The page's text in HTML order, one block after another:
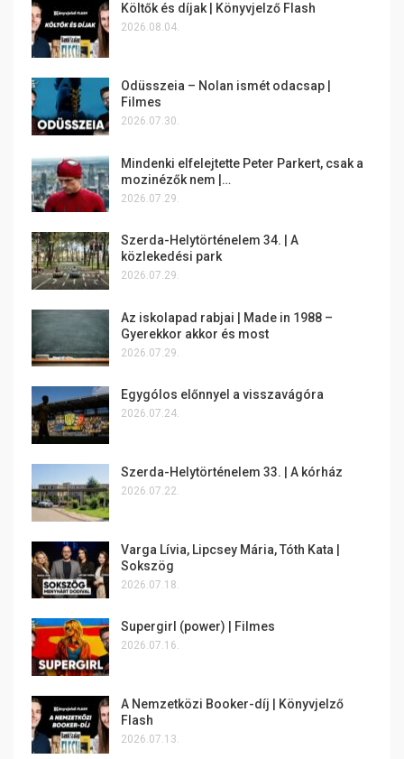
Költők és díjak | Könyvjelző Flash
2026.08.04.
Odüsszeia – Nolan ismét odacsap |
Filmes
2026.07.30.
Mindenki elfelejtette Peter Parkert, csak a
mozinézők nem |…
2026.07.29.
Szerda-Helytörténelem 34. | A
közlekedési park
2026.07.29.
Az iskolapad rabjai | Made in 1988 –
Gyerekkor akkor és most
2026.07.29.
Egygólos előnnyel a visszavágóra
2026.07.24.
Szerda-Helytörténelem 33. | A kórház
2026.07.22.
Varga Lívia, Lipcsey Mária, Tóth Kata |
Sokszög
2026.07.18.
Supergirl (power) | Filmes
2026.07.16.
A Nemzetközi Booker-díj | Könyvjelző
Flash
2026.07.13.